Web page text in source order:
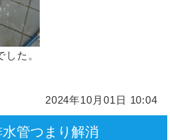
た。
2024年10月01日 10:04
管つまり解消